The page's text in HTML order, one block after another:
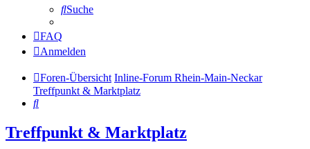
Suche
FAQ
Anmelden
Foren-Übersicht Inline-Forum Rhein-Main-Neckar
Treffpunkt & Marktplatz
Suche
Treffpunkt & Marktplatz